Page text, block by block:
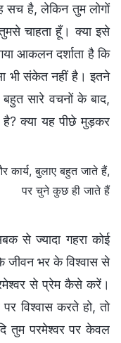
सच है, लेकिन तुम लोगों
चाहता हूँ। क्या इसे
आकलन दर्शाता है कि
भी संकेत नहीं है। इतने
बहुत सारे वचनों के बाद,
है? क्या यह पीछे मुड़कर
बुलाए बहुत जाते हैं,
पर चुने कुछ ही जाते हैं
से ज्यादा गहरा कोई
भर के विश्वास से
से प्रेम कैसे करें।
विश्वास करते हो, तो
तुम परमेश्वर पर केवल